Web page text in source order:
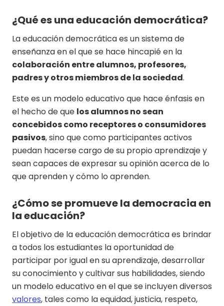
¿Qué es una educación democrática?
La educación democrática es un sistema de
enseñanza en el que se hace hincapié en la
colaboración entre alumnos, profesores,
padres y otros miembros de la sociedad.
Este es un modelo educativo que hace énfasis en
el hecho de que los alumnos no sean
concebidos como receptores o consumidores
pasivos, sino que como participantes activos
puedan hacerse cargo de su propio aprendizaje y
sean capaces de expresar su opinión acerca de lo
que aprenden y cómo lo aprenden.
¿Cómo se promueve la democracia en
la educación?
El objetivo de la educación democrática es brindar
a todos los estudiantes la oportunidad de
participar por igual en su aprendizaje, desarrollar
su conocimiento y cultivar sus habilidades, siendo
un modelo educativo en el que se incluyen diversos
valores, tales como la equidad, justicia, respeto,